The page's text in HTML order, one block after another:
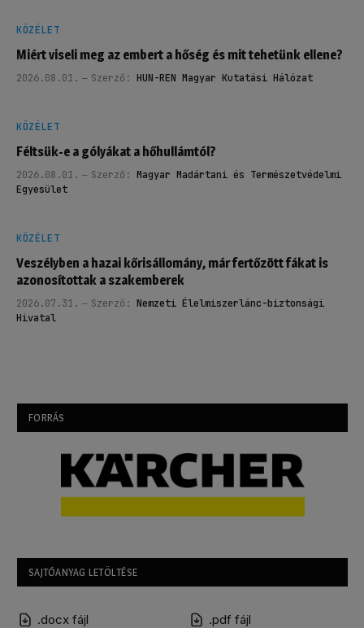
KÖZÉLET
Miért viseli meg az embert a hőség és mit tehetünk ellene?
2026.08.01. Szerző: HUN-REN Magyar Kutatási Hálózat
KÖZÉLET
Féltsük-e a gólyákat a hőhullámtól?
2026.08.01. Szerző: Magyar Madártani és Természetvédelmi
Egyesület
KÖZÉLET
Veszélyben a hazai kőrisállomány, már fertőzött fákat is
azonosítottak a szakemberek
2026.07.31. Szerző: Nemzeti Élelmiszerlánc-biztonsági
Hivatal
FORRÁS
SAJTÓANYAG LETÖLTÉSE
.docx fájl .pdf fájl